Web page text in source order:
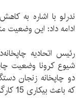
ندرلو با اشاره به
ادامه داد: این وضعیت
رئیس اتحادیه
شیوع کرونا وضعیت
دو چاپخانه زنجان
که باعث بیکاری 15 کارگر می‌شود.